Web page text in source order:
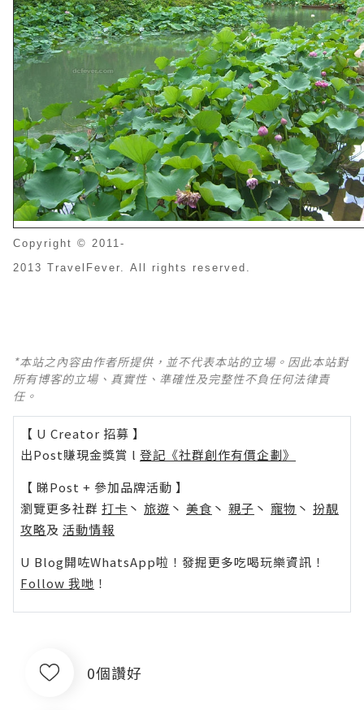
Copyright © 2011-
2013 TravelFever. All rights reserved.
*本站之內容由作者所提供，並不代表本站的立場。因此本站對
所有博客的立場、真實性、準確性及完整性不負任何法律責
任。
【 U Creator 招募 】
出Post賺現金獎賞 l 登記《社群創作有價企劃》
【 睇Post + 參加品牌活動 】
瀏覽更多社群 打卡 丶 旅遊 丶 美食 丶 親子 丶 寵物 丶 扮靚
攻略及 活動情報
U Blog開咗WhatsApp啦！發掘更多吃喝玩樂資訊！
Follow 我哋 ！
0個讚好